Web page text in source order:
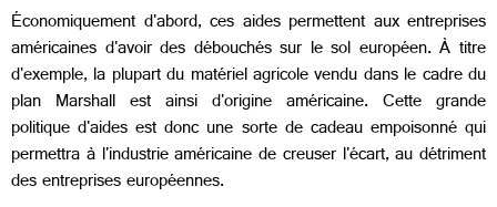
Économiquement d'abord, ces aides permettent aux entreprises
américaines d'avoir des débouchés sur le sol européen. À titre
d'exemple, la plupart du matériel agricole vendu dans le cadre du
plan Marshall est ainsi d'origine américaine. Cette grande
politique d'aides est donc une sorte de cadeau empoisonné qui
permettra à l'industrie américaine de creuser l'écart, au détriment
des entreprises européennes.